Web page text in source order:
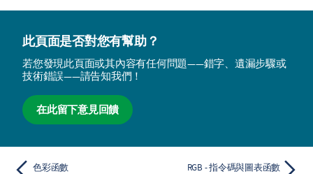
此頁面是否對您有幫助？
若您發現此頁面或其內容有任何問題——錯字、遺漏步驟或
技術錯誤——請告知我們！
在此留下意見回饋
色彩函數 RGB - 指令碼與圖表函數